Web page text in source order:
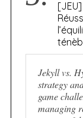
[JEU]
Jekyll vs.
strategy
game
managing